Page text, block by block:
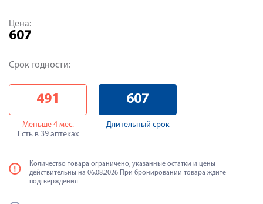
Цена:
607
Срок годности:
491
Меньше 4 мес.
Есть в 39 аптеках
607
Длительный срок
Количество товара ограничено, указанные остатки и цены
действительны на 06.08.2026 При бронировании товара ждите
подтверждения